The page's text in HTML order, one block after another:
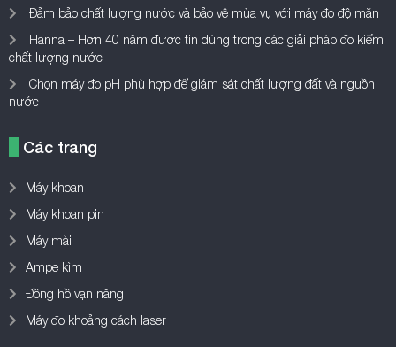
Đảm bảo chất lượng nước và bảo vệ mùa vụ với máy đo độ mặn
Hanna – Hơn 40 năm được tin dùng trong các giải pháp đo kiểm
chất lượng nước
Chọn máy đo pH phù hợp để giám sát chất lượng đất và nguồn
nước
Các trang
Máy khoan
Máy khoan pin
Máy mài
Ampe kìm
Đồng hồ vạn năng
Máy đo khoảng cách laser